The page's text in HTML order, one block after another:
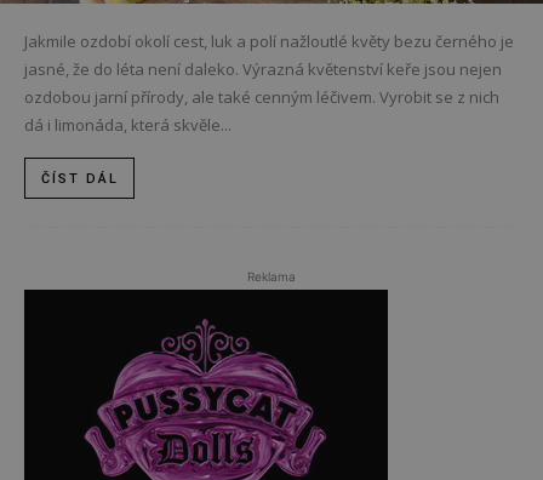
Jakmile ozdobí okolí cest, luk a polí nažloutlé květy bezu černého je
jasné, že do léta není daleko. Výrazná květenství keře jsou nejen
ozdobou jarní přírody, ale také cenným léčivem. Vyrobit se z nich
dá i limonáda, která skvěle...
ČÍST DÁL
Reklama